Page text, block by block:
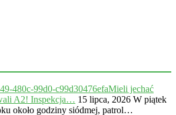
Mieli jechać
A2! Inspekcja… 15 lipca, 2026 W piątek
około godziny siódmej, patrol…